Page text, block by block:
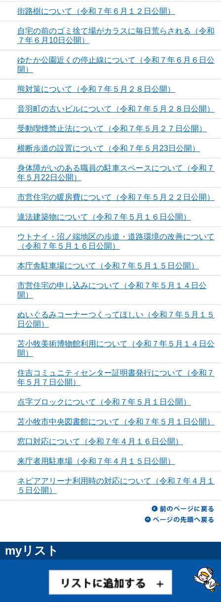
街路樹について（令和７年６月１２日公開）
自宅の前のゴミ捨て場がカラスに毎日荒らされる（令和
７年６月10日公開）
ゆたか公園近くの停止線について（令和７年６月６日公
開）
熊対策について（令和７年５月２８日公開）
音羽町の古いビルについて（令和７年５月２８日公開）
受動喫煙禁止法について（令和７年５月２７日公開）
横断歩道の設置について（令和７年５月23日公開）
身体障がいのある職員の駐車スペースについて（令和７
年５月22日公開）
市営住宅の暖房費について（令和７年５月２２日公開）
違法建築物について（令和７年５月１６日公開）
ウトナイ・沼ノ端地区の歩道・道路環境の改善について
（令和７年５月１６日公開）
本庁舎駐車場について（令和７年５月１５日公開）
市営住宅の申し込みについて（令和７年５月１４日公
開）
ぬいぐるみコーナーつくってほしい（令和７年５月１５
日公開）
苫小牧美術博物館利用について（令和７年５月１４日公
開）
住吉コミュニティセンター証明書発行について（令和７
年５月７日公開）
点字ブロックについて（令和７年５月１日公開）
苫小牧市中央図書館について（令和７年５月１日公開）
窓口対応について（令和７年４月１６日公開）
来庁者用駐車場（令和７年４月１５日公開）
ネピアアリーナ利用時の対応について（令和７年４月１
５日公開）
myリスト